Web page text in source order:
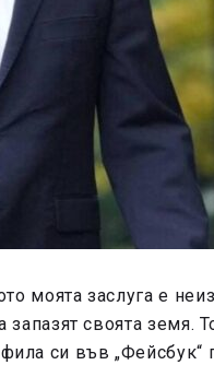
моята заслуга е
своята земя.
си във „Фейсбук“